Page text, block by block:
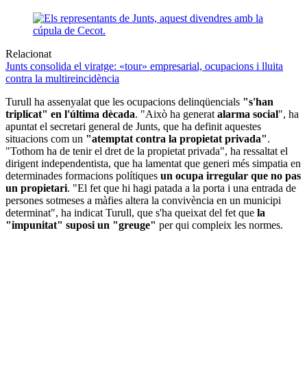
Relacionat
Junts consolida el viratge: «tour» empresarial, ocupacions i lluita
contra la multireincidència
Turull ha assenyalat que les ocupacions delinqüencials "s'han
triplicat" en l'última dècada. "Això ha generat alarma social", ha
apuntat el secretari general de Junts, que ha definit aquestes
situacions com un "atemptat contra la propietat privada".
"Tothom ha de tenir el dret de la propietat privada", ha ressaltat el
dirigent independentista, que ha lamentat que generi més simpatia en
determinades formacions polítiques un ocupa irregular que no pas
un propietari. "El fet que hi hagi patada a la porta i una entrada de
persones sotmeses a màfies altera la convivència en un municipi
determinat", ha indicat Turull, que s'ha queixat del fet que la
"impunitat" suposi un "greuge" per qui compleix les normes.